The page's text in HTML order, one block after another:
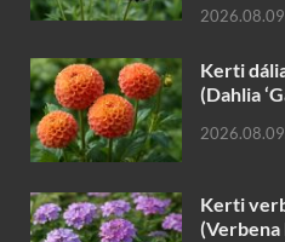
Kerti
(Dahlia
Kerti
(Verbena